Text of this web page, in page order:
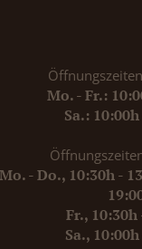
Mo. - Fr.:
Sa.:
Mo. - Do., 10:30h -
Fr., 10:30h
Sa.,